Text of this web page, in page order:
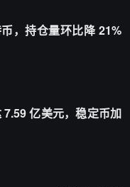
，持仓量环比降 21%
亿美元，稳定币加